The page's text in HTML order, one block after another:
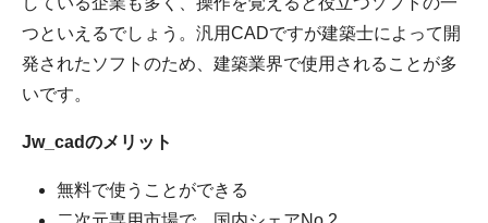
つといえるでしょう。汎用CADですが建築士によって開
発されたソフトのため、建築業界で使用されることが多
いです。
Jw_cadのメリット
無料で使うことができる